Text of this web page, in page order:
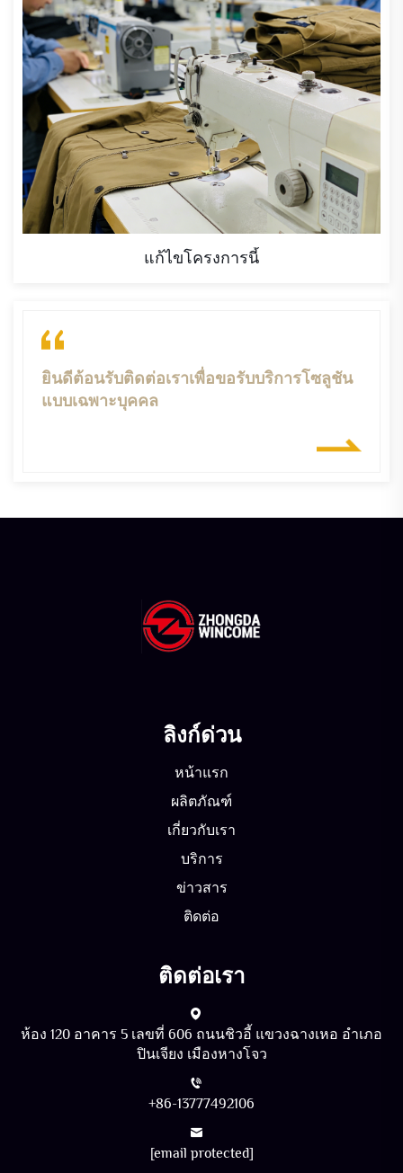
แก้ไขโครงการนี้
ยินดีต้อนรับติดต่อเราเพื่อขอรับบริการโซลูชัน
แบบเฉพาะบุคคล
ลิงก์ด่วน
หน้าแรก
ผลิตภัณฑ์
เกี่ยวกับเรา
บริการ
ข่าวสาร
ติดต่อ
ติดต่อเรา
ห้อง 120 อาคาร 5 เลขที่ 606 ถนนชิวอี้ แขวงฉางเหอ อำเภอ
ปินเจียง เมืองหางโจว
+86-13777492106
[email protected]